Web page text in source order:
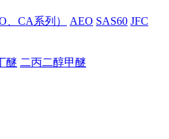
CA系列）
AEO SAS60 JFC
醚 二丙二醇甲醚